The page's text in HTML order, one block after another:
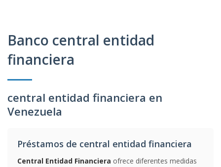
Banco central entidad
financiera
central entidad financiera en
Venezuela
Préstamos de central entidad financiera
Central Entidad Financiera ofrece diferentes medidas